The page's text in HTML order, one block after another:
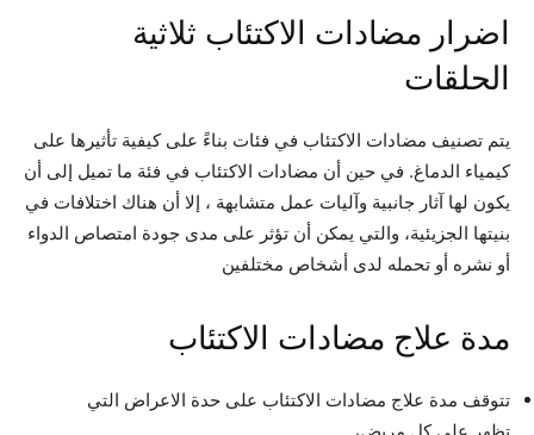
اضرار مضادات الاكتئاب ثلاثية
الحلقات
يتم تصنيف مضادات الاكتئاب في فئات بناءً على كيفية تأثيرها على
كيمياء الدماغ. في حين أن مضادات الاكتئاب في فئة ما تميل إلى أن
يكون لها آثار جانبية وآليات عمل متشابهة ، إلا أن هناك اختلافات في
بنيتها الجزيئية، والتي يمكن أن تؤثر على مدى جودة امتصاص الدواء
أو نشره أو تحمله لدى أشخاص مختلفين
مدة علاج مضادات الاكتئاب
تتوقف مدة علاج مضادات الاكتئاب على حدة الاعراض التي
تظهر على كل مريض،